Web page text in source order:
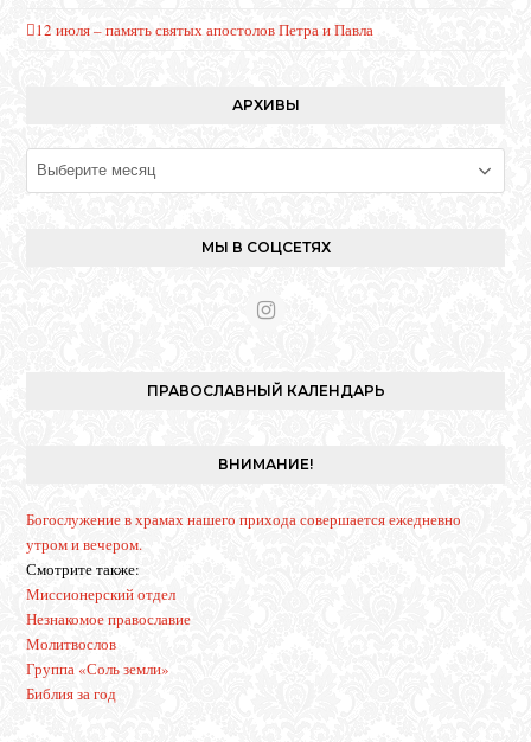
12 июля – память святых апостолов Петра и Павла
АРХИВЫ
Архивы
МЫ В СОЦСЕТЯХ
I
t
a
ПРАВОСЛАВНЫЙ КАЛЕНДАРЬ
ВНИМАНИЕ!
Богослужение в храмах нашего прихода совершается ежедневно
утром и вечером.
Смотрите также:
Миссионерский отдел
Незнакомое православие
Молитвослов
Группа «Соль земли»
Библия за год